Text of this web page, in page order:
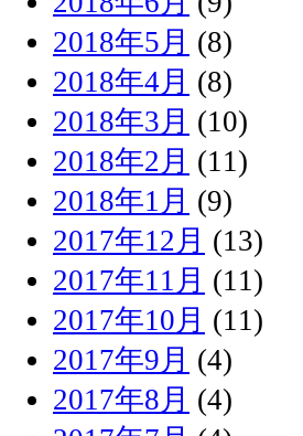
2018年5月 (8)
2018年4月 (8)
2018年3月 (10)
2018年2月 (11)
2018年1月 (9)
2017年12月 (13)
2017年11月 (11)
2017年10月 (11)
2017年9月 (4)
2017年8月 (4)